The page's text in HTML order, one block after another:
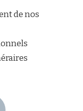
de nos